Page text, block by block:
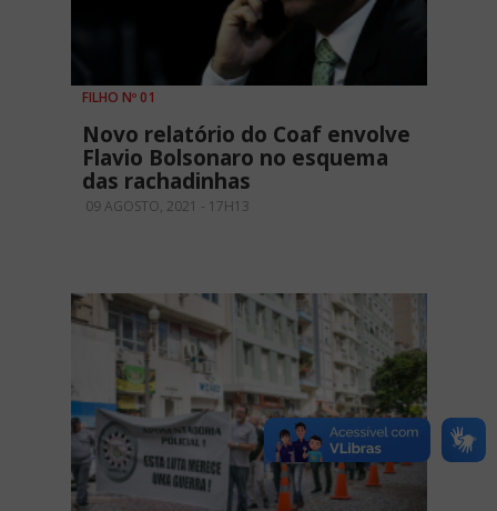
FILHO Nº 01
Novo relatório do Coaf envolve
Flavio Bolsonaro no esquema
das rachadinhas
09 AGOSTO, 2021 - 17H13